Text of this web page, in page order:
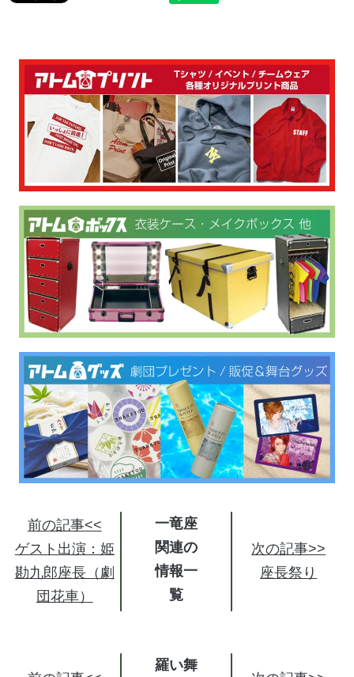
前の記事<<
ゲスト出演：姫
勘九郎座長（劇
団花車）
一竜座
関連の
情報
次の記事>>
座長祭り
羅い舞